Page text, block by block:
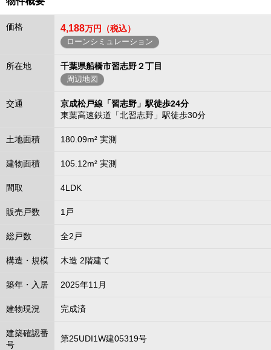
価格 4,188万円（税込）
ローンシミュレーション
所在地 千葉県船橋市習志野２丁目
周辺地図
交通
京成松戸線「習志野」駅徒歩24分
東葉高速鉄道「北習志野」駅徒歩30分
土地面積 180.09m² 実測
建物面積 105.12m² 実測
間取 4LDK
販売戸数 1戸
総戸数 全2戸
構造・規模 木造 2階建て
築年・入居 2025年11月
建物現況 完成済
建築確認番
号
第25UDI1W建05319号